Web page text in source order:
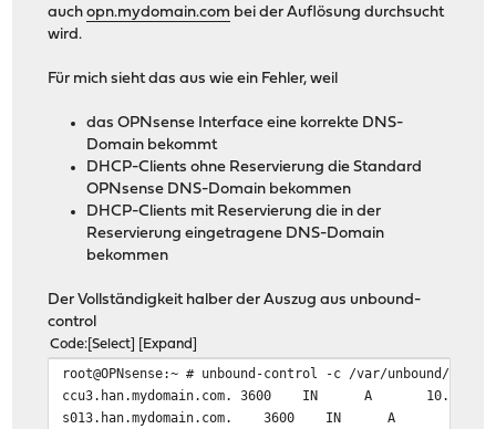
auchopn.mydomain.com bei der Auflösung durchsucht
wird.
Für mich sieht das aus wie ein Fehler, weil
das OPNsense Interface eine korrekte DNS-
Domain bekommt
DHCP-Clients ohne Reservierung die Standard
OPNsense DNS-Domain bekommen
DHCP-Clients mit Reservierung die in der
Reservierung eingetragene DNS-Domain
bekommen
Der Vollständigkeit halber der Auszug aus unbound-
control
Code Select Expand
root@OPNsense:~ # unbound-control -c /var/unbound/
ccu3.han.mydomain.com. 3600 IN A 10.0.7.12
s013.han.mydomain.com. 3600 IN A